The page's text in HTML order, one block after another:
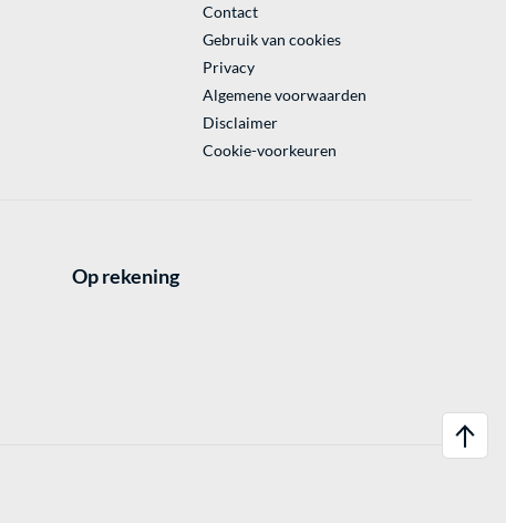
Contact
Gebruik van cookies
Privacy
Algemene voorwaarden
Disclaimer
Cookie-voorkeuren
Op rekening